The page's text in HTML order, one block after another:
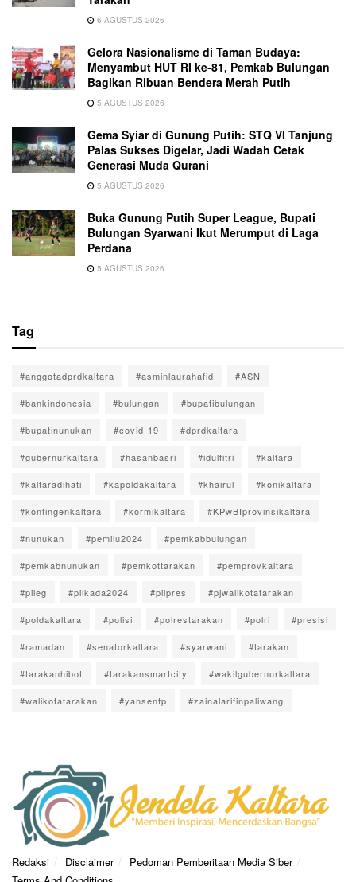
6 AGUSTUS 2026
Gelora Nasionalisme di Taman Budaya:
Menyambut HUT RI ke-81, Pemkab Bulungan
Bagikan Ribuan Bendera Merah Putih
5 AGUSTUS 2026
Gema Syiar di Gunung Putih: STQ VI Tanjung
Palas Sukses Digelar, Jadi Wadah Cetak
Generasi Muda Qurani
5 AGUSTUS 2026
Buka Gunung Putih Super League, Bupati
Bulungan Syarwani Ikut Merumput di Laga
Perdana
5 AGUSTUS 2026
Tag
#anggotadprdkaltara #asminlaurahafid #ASN
#bankindonesia #bulungan #bupatibulungan
#bupatinunukan #covid-19 #dprdkaltara
#gubernurkaltara #hasanbasri #idulfitri #kaltara
#kaltaradihati #kapoldakaltara #khairul #konikaltara
#kontingenkaltara #kormikaltara #KPwBIprovinsikaltara
#nunukan #pemilu2024 #pemkabbulungan
#pemkabnunukan #pemkottarakan #pemprovkaltara
#pileg #pilkada2024 #pilpres #pjwalikotatarakan
#poldakaltara #polisi #polrestarakan #polri #presisi
#ramadan #senatorkaltara #syarwani #tarakan
#tarakanhibot #tarakansmartcity #wakilgubernurkaltara
#walikotatarakan #yansentp #zainalarifinpaliwang
Redaksi Disclaimer
Pedoman Pemberitaan Media Siber